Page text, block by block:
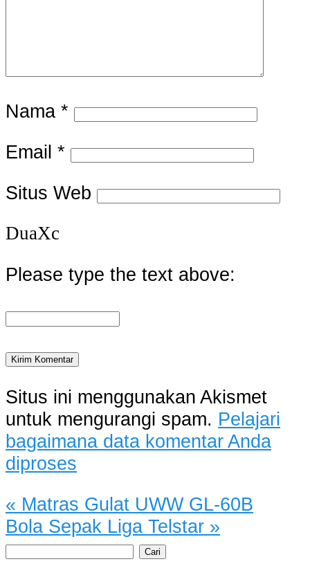
Nama *
Email *
Situs Web
DuaXc
Please type the text above:
Situs ini menggunakan Akismet
untuk mengurangi spam. Pelajari
bagaimana data komentar Anda
diproses
« Matras Gulat UWW GL-60B
Bola Sepak Liga Telstar »
Cari